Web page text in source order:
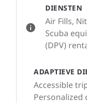
DIENSTEN
Air Fills,
Scuba
(DPV)
ADAPTIEVE
Accessible
Personalized